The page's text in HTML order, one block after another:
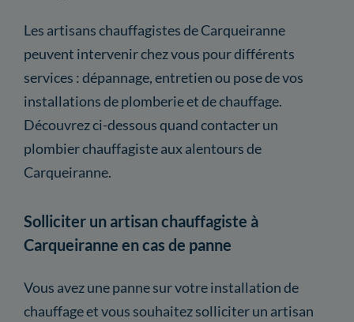
Les artisans chauffagistes de Carqueiranne
peuvent intervenir chez vous pour différents
services : dépannage, entretien ou pose de vos
installations de plomberie et de chauffage.
Découvrez ci-dessous quand contacter un
plombier chauffagiste aux alentours de
Carqueiranne.
Solliciter un artisan chauffagiste à
Carqueiranne en cas de panne
Vous avez une panne sur votre installation de
chauffage et vous souhaitez solliciter un artisan